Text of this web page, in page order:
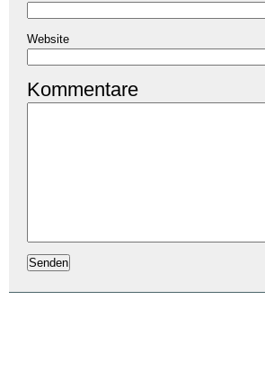
Website
Kommentare